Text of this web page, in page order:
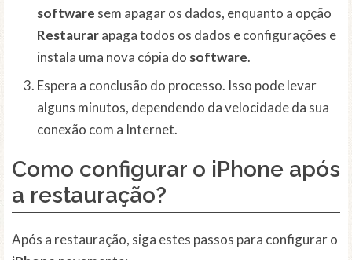
software sem apagar os dados, enquanto a opção
Restaurarapaga todos os dados e configurações e
instala uma nova cópia do software.
Espera a conclusão do processo. Isso pode levar
alguns minutos, dependendo da velocidade da sua
conexão com a Internet.
Como configurar o iPhone após
a restauração?
Após a restauração, siga estes passos para configurar o